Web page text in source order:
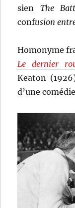
sien The
confusion
Homonyme
Le dernier
Keaton
d’une